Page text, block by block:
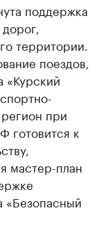
поддержка
территории.
поездов,
«Курский
при
готовится к
мастер-план
«Безопасный